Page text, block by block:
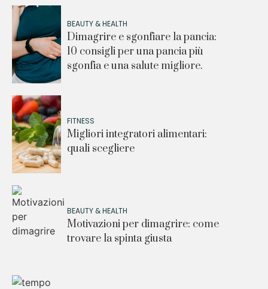
BEAUTY & HEALTH
Dimagrire e sgonfiare la pancia:
10 consigli per una pancia più
sgonfia e una salute migliore.
FITNESS
Migliori integratori alimentari:
quali scegliere
BEAUTY & HEALTH
Motivazioni per dimagrire: come
trovare la spinta giusta